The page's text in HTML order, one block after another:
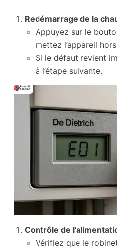
Redémarrage de la
Appuyez sur le
mettez l’appareil
Si le défaut revient
à l’étape suivante.
Contrôle de
Vérifiez que le